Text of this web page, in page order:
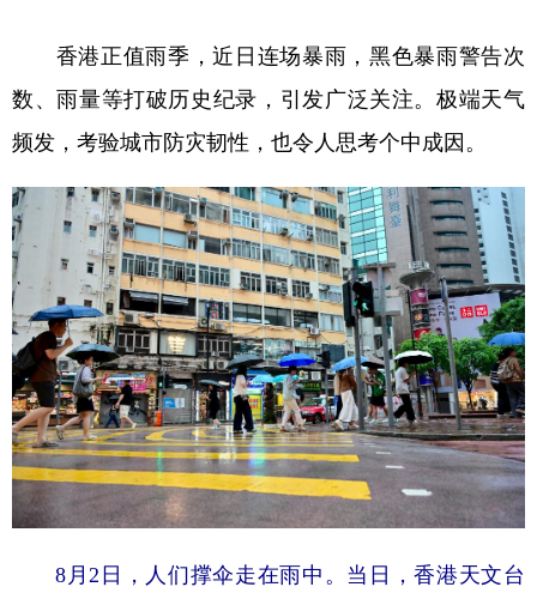
食品 人居 信息化 数字经济
学术中国 乡村振兴 银龄 溯源中国
城市 旅游 能源 会展
彩票 娱乐 时尚 悦读
公益 一带一路 亚太网 上市公司
文化产业
地方频道
北京 天津 河北
辽宁 吉林 上海 江苏
浙江 安徽 福建 江西
香港正值雨季，近日连场暴雨，黑色暴雨警告次
数、雨量等打破历史纪录，引发广泛关注。极端天气
频发，考验城市防灾韧性，也令人思考个中成因。
8月2日，人们撑伞走在雨中。当日，香港天文台